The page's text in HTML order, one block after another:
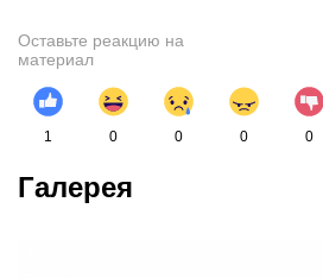
Оставьте реакцию на
материал
1 0 0 0 0
Галерея